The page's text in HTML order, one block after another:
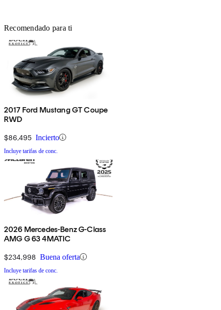
Recomendado para ti
2017 Ford Mustang GT Coupe
RWD
$86,495 Incierto
Incluye tarifas de conc.
2026 Mercedes-Benz G-Class
AMG G 63 4MATIC
$234,998 Buena oferta
Incluye tarifas de conc.